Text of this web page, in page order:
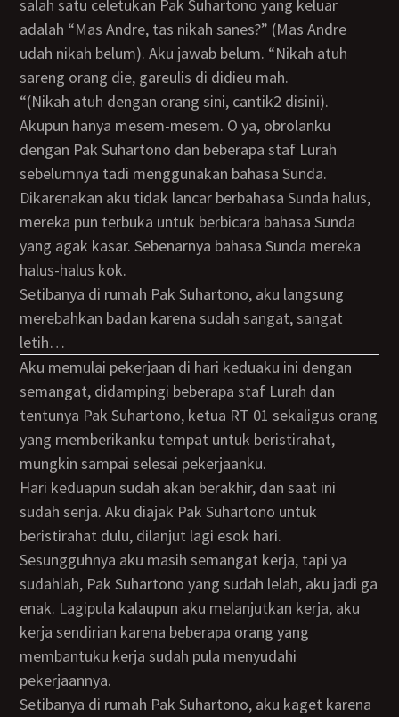
salah satu celetukan Pak Suhartono yang keluar
adalah “Mas Andre, tas nikah sanes?” (Mas Andre
udah nikah belum). Aku jawab belum. “Nikah atuh
sareng orang die, gareulis di didieu mah.
“(Nikah atuh dengan orang sini, cantik2 disini).
Akupun hanya mesem-mesem. O ya, obrolanku
dengan Pak Suhartono dan beberapa staf Lurah
sebelumnya tadi menggunakan bahasa Sunda.
Dikarenakan aku tidak lancar berbahasa Sunda halus,
mereka pun terbuka untuk berbicara bahasa Sunda
yang agak kasar. Sebenarnya bahasa Sunda mereka
halus-halus kok.
Setibanya di rumah Pak Suhartono, aku langsung
merebahkan badan karena sudah sangat, sangat
letih…
Aku memulai pekerjaan di hari keduaku ini dengan
semangat, didampingi beberapa staf Lurah dan
tentunya Pak Suhartono, ketua RT 01 sekaligus orang
yang memberikanku tempat untuk beristirahat,
mungkin sampai selesai pekerjaanku.
Hari keduapun sudah akan berakhir, dan saat ini
sudah senja. Aku diajak Pak Suhartono untuk
beristirahat dulu, dilanjut lagi esok hari.
Sesungguhnya aku masih semangat kerja, tapi ya
sudahlah, Pak Suhartono yang sudah lelah, aku jadi ga
enak. Lagipula kalaupun aku melanjutkan kerja, aku
kerja sendirian karena beberapa orang yang
membantuku kerja sudah pula menyudahi
pekerjaannya.
Setibanya di rumah Pak Suhartono, aku kaget karena